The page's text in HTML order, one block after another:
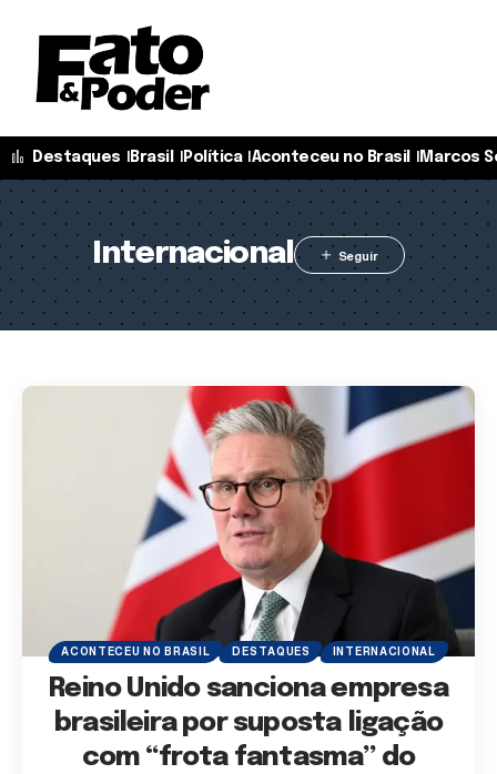
Destaques Brasil Política Aconteceu no Brasil Marcos
Internacional
ACONTECEU NO BRASIL DESTAQUES INTERNACIONAL
Reino Unido sanciona empresa
brasileira por suposta ligação
com “frota fantasma” do